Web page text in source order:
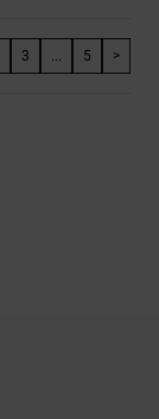
3 ... 5 >